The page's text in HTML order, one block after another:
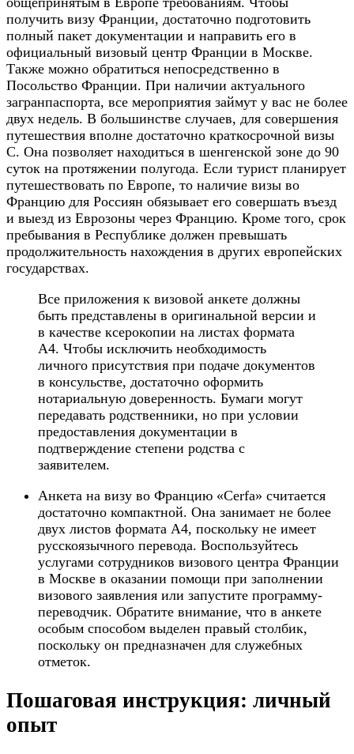
получить визу Франции, достаточно подготовить
полный пакет документации и направить его в
официальный визовый центр Франции в Москве.
Также можно обратиться непосредственно в
Посольство Франции. При наличии актуального
загранпаспорта, все мероприятия займут у вас не более
двух недель. В большинстве случаев, для совершения
путешествия вполне достаточно краткосрочной визы
С. Она позволяет находиться в шенгенской зоне до 90
суток на протяжении полугода. Если турист планирует
путешествовать по Европе, то наличие визы во
Францию для Россиян обязывает его совершать въезд
и выезд из Еврозоны через Францию. Кроме того, срок
пребывания в Республике должен превышать
продолжительность нахождения в других европейских
государствах.
Все приложения к визовой анкете должны
быть представлены в оригинальной версии и
в качестве ксерокопии на листах формата
А4. Чтобы исключить необходимость
личного присутствия при подаче документов
в консульстве, достаточно оформить
нотариальную доверенность. Бумаги могут
передавать родственники, но при условии
предоставления документации в
подтверждение степени родства с
заявителем.
Анкета на визу во Францию «Cerfa» считается
достаточно компактной. Она занимает не более
двух листов формата А4, поскольку не имеет
русскоязычного перевода. Воспользуйтесь
услугами сотрудников визового центра Франции
в Москве в оказании помощи при заполнении
визового заявления или запустите программу-
переводчик. Обратите внимание, что в анкете
особым способом выделен правый столбик,
поскольку он предназначен для служебных
отметок.
Пошаговая инструкция: личный
опыт